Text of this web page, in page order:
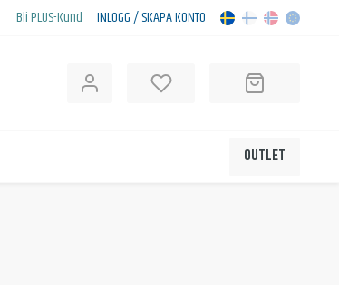
Bli PLUS-Kund INLOGG / SKAPA KONTO
OUTLET